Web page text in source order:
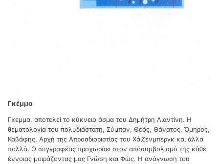
Γκέμμα
Γκεμμα, αποτελεί το κύκνειο άσμα του Δημήτρη Λιαντίνη. Η
θεματολογία του πολυδιάστατη, Σύμπαν, Θεός, Θάνατος, Όμηρος,
Καβάφης, Αρχή της Απροσδιοριστίας του Χάιζενμπεργκ και άλλα
πολλά. Ο συγγραφέας προχωράει στον απόσυμβολισμό της κάθε
έννοιας μοιράζοντας μας Γνώση και Φώς. Η ανάγνωση του